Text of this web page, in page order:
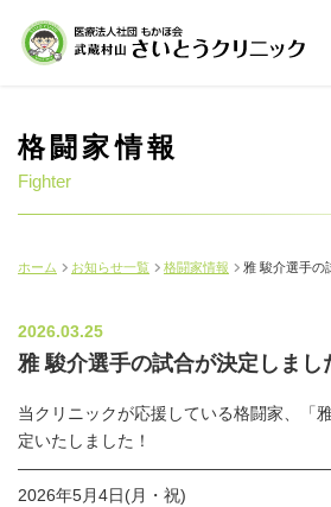
格闘家情報
Fighter
ホーム お知らせ一覧 格闘家情報 雅 駿介選手の
2026.03.25
雅 駿介選手の試合が決定しまし
当クリニックが応援している格闘家、「
定いたしました！
2026年5月4日(月・祝)